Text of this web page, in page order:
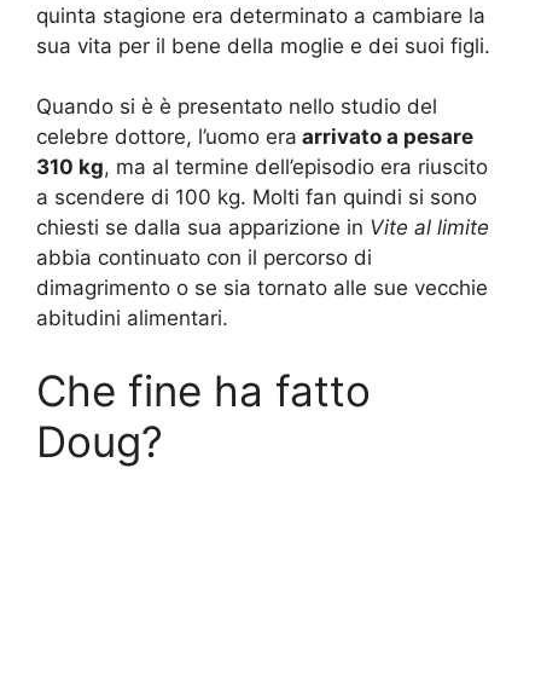
quinta stagione era determinato a cambiare la
sua vita per il bene della moglie e dei suoi figli.
Quando si è è presentato nello studio del
celebre dottore, l’uomo era arrivato a pesare
310 kg, ma al termine dell’episodio era riuscito
a scendere di 100 kg. Molti fan quindi si sono
chiesti se dalla sua apparizione in Vite al limite
abbia continuato con il percorso di
dimagrimento o se sia tornato alle sue vecchie
abitudini alimentari.
Che fine ha fatto
Doug?